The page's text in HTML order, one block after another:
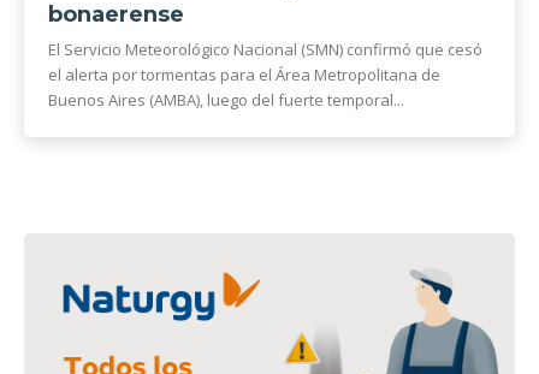
bonaerense
El Servicio Meteorológico Nacional (SMN) confirmó que cesó
el alerta por tormentas para el Área Metropolitana de
Buenos Aires (AMBA), luego del fuerte temporal...